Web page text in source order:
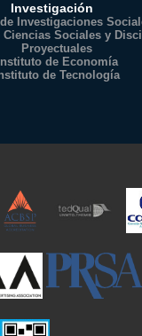
Investigación
Investigaciones
Ciencias Sociales y
Proyectuales
Instituto de Economía
de Tecnología